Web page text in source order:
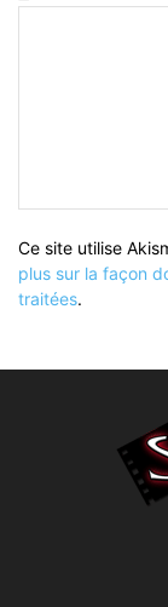
Ce site utilise
plus sur la façon
traitées.